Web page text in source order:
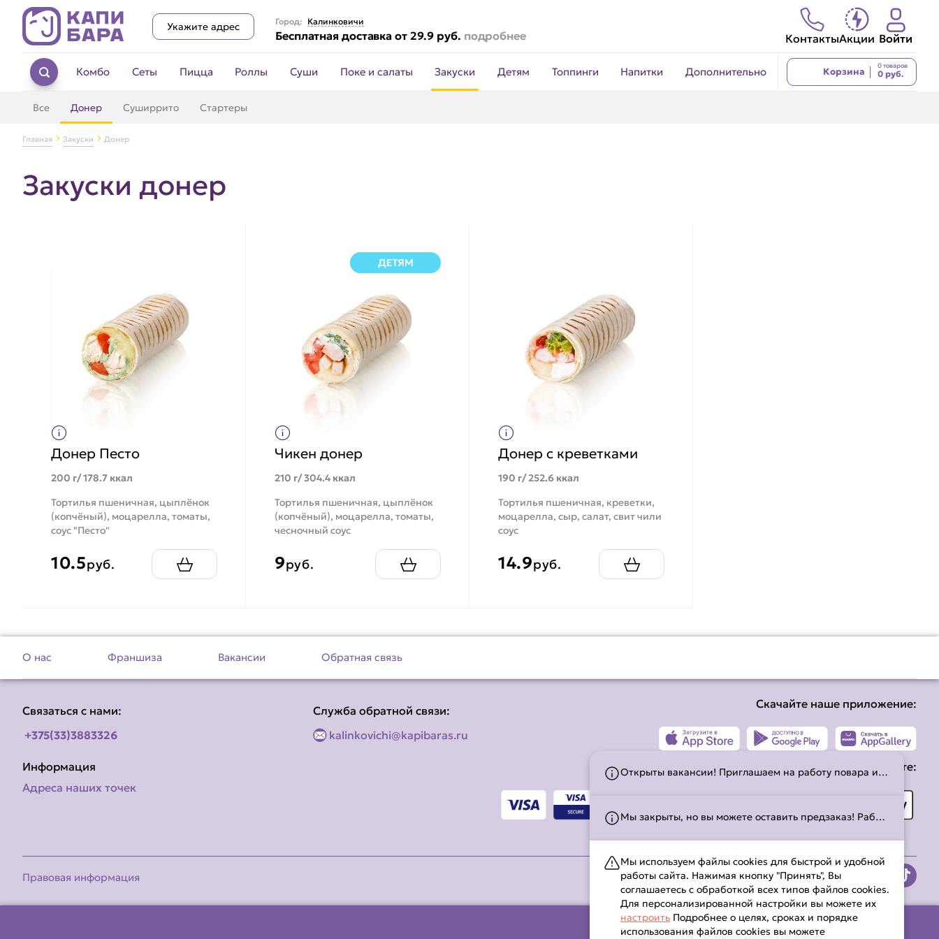
Открыты вакансии! Приглашаем на работу повара и кассира. Обращаться по телефону:+375 29 888 7713
Мы закрыты, но вы можете оставить предзаказ! Работаем с 10:00 до 21:45. С временем работы можно ознакомиться на странице
Мы используем файлы cookies для быстрой и удобной
работы сайта. Нажимая кнопку "Принять", Вы
соглашаетесь с обработкой всех типов файлов cookies.
Для персонализированной настройки вы можете их
настроить Подробнее о целях, сроках и порядке
использования файлов cookies вы можете
Укажите адрес Город: Калинковичи
Бесплатная доставка от 29.9 руб. подробнее КонтактыАкции Войти
Комбо Сеты Пицца Роллы Суши Поке и салаты Закуски Детям Топпинги Напитки Дополнительно Корзина
0 товаров
0 руб.
Все Донер Суширрито Стартеры
Главная Закуски Донер
Закуски донер
Донер Песто
200 г/ 178.7 ккал
Тортилья пшеничная, цыплёнок
(копчёный), моцарелла, томаты,
соус "Песто"
10.5руб.
Чикен донер
210 г/ 304.4 ккал
Тортилья пшеничная, цыплёнок
(копчёный), моцарелла, томаты,
чесночный соус
9руб.
Донер с креветками
190 г/ 252.6 ккал
Тортилья пшеничная, креветки,
моцарелла, сыр, салат, свит чили
соус
14.9руб.
О нас Франшиза Вакансии Обратная связь
Связаться с нами:
+375(33)3883326
Служба обратной связи:
kalinkovichi@kapibaras.ru
Скачайте наше приложение:
Информация
Адреса наших точек
Принимаем к оплате:
Правовая информация